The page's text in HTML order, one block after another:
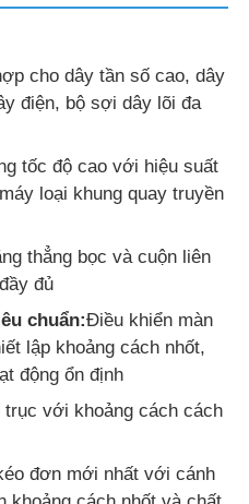
cho dây tần số cao, dây
điện, bộ sợi dây lõi đa
tốc độ cao với hiệu suất
loại khung quay truyền
thẳng bọc và cuộn liên
đủ
chuẩn:Điều khiển màn
lập khoảng cách nhốt,
động ổn định
trục với khoảng cách cách
đơn mới nhất với cánh